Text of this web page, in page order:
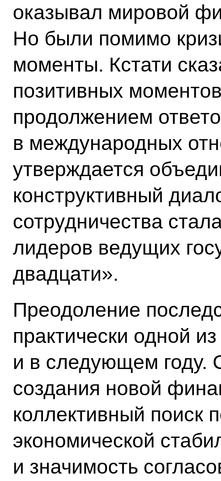
оказывал мировой
Но были помимо
моменты. Кстати
позитивных
продолжением
в международных
утверждается
конструктивный
сотрудничества
лидеров ведущих
двадцати».
Преодоление
практически одной
и в следующем году.
создания новой
коллективный поиск
экономической
и значимость